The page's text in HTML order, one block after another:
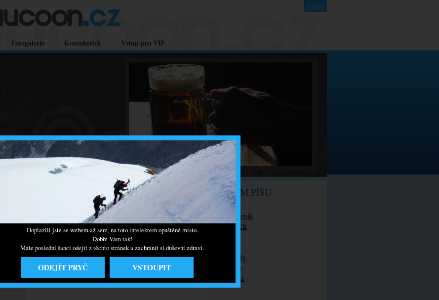
Doplazili jste se webem až sem, na toto intelektem opuštěné místo.
Dobře Vám tak!
Máte poslední šanci odejít z těchto stránek a zachránit si duševní zdraví.
ODEJÍT PRYČ VSTOUPIT
Prihlasit
Fotogalerie Kontaktíček Vstup pro VIP
O ČEM PÍŠU
Můj kurník
O horách
Blááboly
Maglajs
Squadra